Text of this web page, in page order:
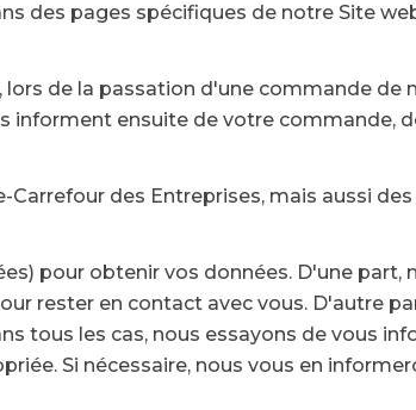
des pages spécifiques de notre Site
de la passation d'une commande de
ensuite de votre commande,
des Entreprises, mais aussi
pour obtenir vos données. D'une part,
rester en contact avec vous. D'autre
tous les cas, nous essayons de vous
Si nécessaire, nous vous en